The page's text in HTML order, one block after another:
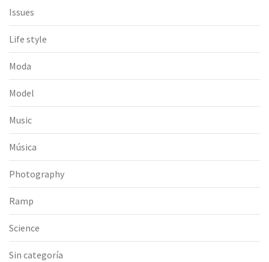
Issues
Life style
Moda
Model
Music
Música
Photography
Ramp
Science
Sin categoría